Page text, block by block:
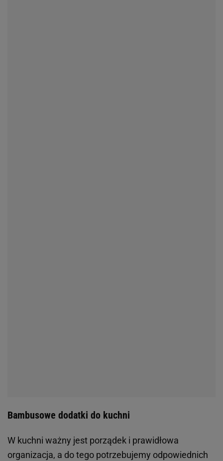
Bambusowe dodatki do kuchni
W kuchni ważny jest porządek i prawidłowa
organizacja, a do tego potrzebujemy odpowiednich